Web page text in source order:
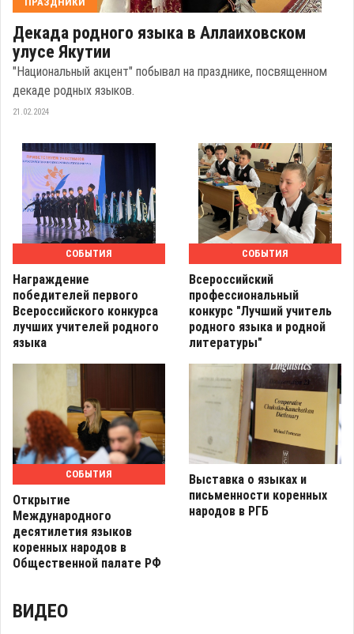
Декада родного языка в Аллаиховском
улусе Якутии
"Национальный акцент" побывал на празднике, посвященном
декаде родных языков.
21.02.2024
СОБЫТИЯ
Награждение
победителей первого
Всероссийского конкурса
лучших учителей родного
языка
СОБЫТИЯ
Всероссийский
профессиональный
конкурс "Лучший учитель
родного языка и родной
литературы"
СОБЫТИЯ
Открытие
Международного
десятилетия языков
коренных народов в
Общественной палате РФ
Выставка о языках и
письменности коренных
народов в РГБ
ВИДЕО